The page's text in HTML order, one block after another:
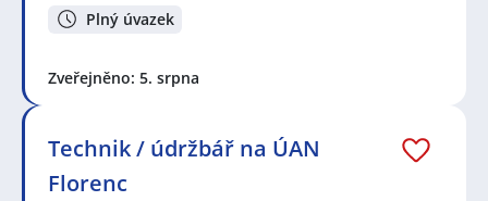
Plný úvazek
Zveřejněno: 5. srpna
Technik / údržbář na ÚAN
Florenc